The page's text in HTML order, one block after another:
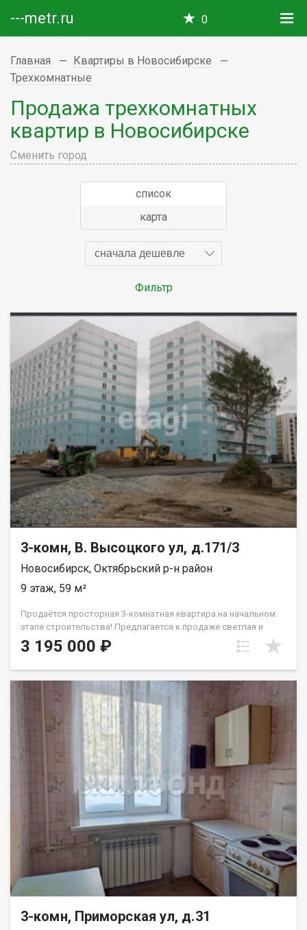
---metr.ru 0
Главная
Квартиры в Новосибирске
Трехкомнатные
Продажа трехкомнатных
квартир в Новосибирске
Сменить город
список
карта
сначала дешевле
Фильтр
3-комн, В. Высоцкого ул, д.171/3
Новосибирск, Октябрьский р-н район
9 этаж, 59 м²
Продаётся просторная 3-комнатная квартира на начальном
этапе строительства! Предлагается к продаже светлая и
просторная двухкомнатная квартира общей площадью 59,2
м², расположенная на 9 этаже 10-этажного панельного дома
года постройки. Квартира продается под самоотделку, в
квартире будут установлены - качественные пластиковые
окна, входная дверь. Ввод в эксплуатацию дома, 1-й квартал
2027 г. Расположена квартира в новом рaзвивaющемся
жилмаcсиве Плющихинском. Это новый быстрo растущий
район города Новосибирска. Территориальное расположение
дома и его инфраструктура позволит вам всегда оставаться
в центре событий: рядом магазины, Школы 216, 199,195, 194;
детские сады: 100, 102, 489, 502, 482; больницы. Удoбная
транcпортная развязка и быстрый доступ к основным
магистралям города, ещё раз подчеркивают
привлекательность данного жилмассива. Автобус: 30, 95, 96,
97, 98; Троллейбус: 22, Маршрутное такси: 24, 44, 44а, 48, 90; До
метро Золотая Нива на транспорте 20 минут. Срок сдачи дома
1 квартал 2027 года. Звоните, чтобы узнать подробности! Код
пользователя: 204126 Номер в базе: 13368766
3 195 000 ₽
3-комн, Приморская ул, д.31